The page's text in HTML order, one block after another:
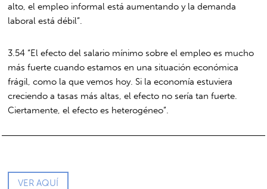
alto, el empleo informal está aumentando y la demanda
laboral está débil”.
3.54 “El efecto del salario mínimo sobre el empleo es mucho
más fuerte cuando estamos en una situación económica
frágil, como la que vemos hoy. Si la economía estuviera
creciendo a tasas más altas, el efecto no sería tan fuerte.
Ciertamente, el efecto es heterogéneo”.
VER AQUÍ